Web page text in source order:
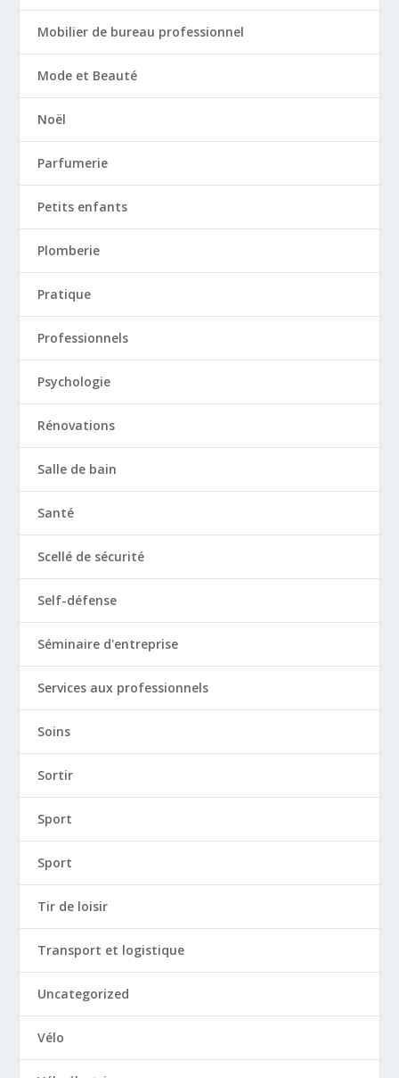
Mobilier de bureau professionnel
Mode et Beauté
Noël
Parfumerie
Petits enfants
Plomberie
Pratique
Professionnels
Psychologie
Rénovations
Salle de bain
Santé
Scellé de sécurité
Self-défense
Séminaire d'entreprise
Services aux professionnels
Soins
Sortir
Sport
Sport
Tir de loisir
Transport et logistique
Uncategorized
Vélo